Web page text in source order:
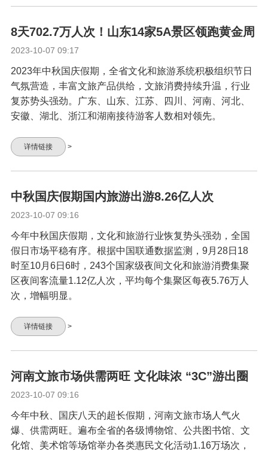
8天702.7万人次！山东14家5A景区领跑黄金周
2023-10-07 09:17
2023年中秋国庆假期，全省文化和旅游系统积极组织节日
气氛营造，丰富文旅产品供给，文旅消费持续升温，行业
复苏势头强劲。广东、山东、江苏、四川、河南、河北、
安徽、湖北、浙江和湖南接待游客人数相对领先。
详情链接 >
中秋国庆假期国内旅游出游8.26亿人次
2023-10-07 09:16
今年中秋国庆假期，文化和旅游行业恢复势头强劲，全国
假日市场平稳有序。根据中国联通数据监测，9月28日18
时至10月6日6时，243个国家级夜间文化和旅游消费集聚
区夜间客流量1.12亿人次，平均每个集聚区每夜5.76万人
次，增幅明显。
详情链接 >
河南文旅市场供需两旺 文化味浓 “3C”游出圈
2023-10-07 09:16
今年中秋、国庆八天的超长假期，河南文旅市场人气火
爆、供需两旺。遍布全省的各级博物馆、公共图书馆、文
化馆、美术馆等场馆举办各类惠民文化活动1.16万场次，